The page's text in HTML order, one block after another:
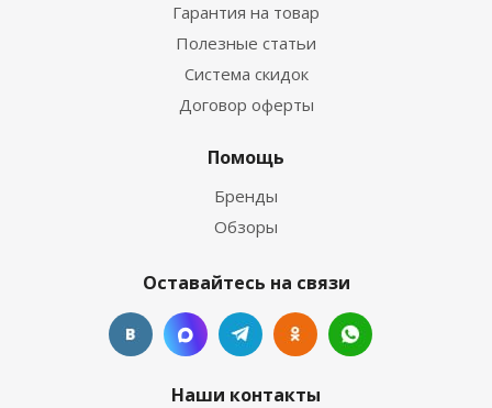
Гарантия на товар
Полезные статьи
Система скидок
Договор оферты
Помощь
Бренды
Обзоры
Оставайтесь на связи
Наши контакты